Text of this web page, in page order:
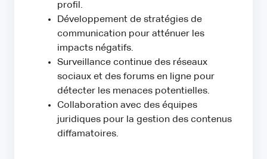
profil.
Développement de stratégies de
communication pour atténuer les
impacts négatifs.
Surveillance continue des réseaux
sociaux et des forums en ligne pour
détecter les menaces potentielles.
Collaboration avec des équipes
juridiques pour la gestion des contenus
diffamatoires.